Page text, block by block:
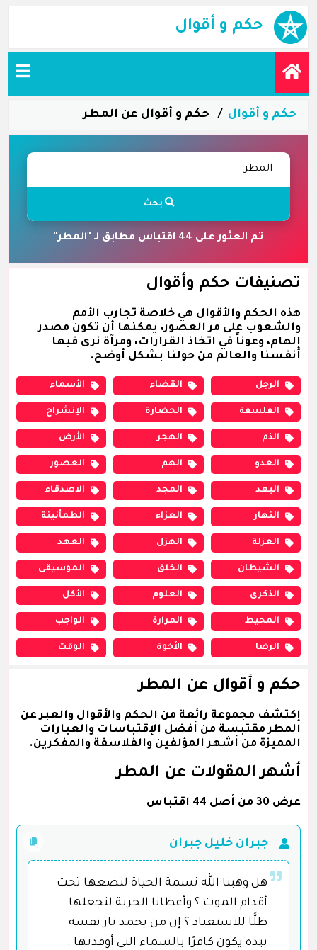
حكم و أقوال
حكم و أقوال حكم و أقوال عن المطر
بحث
تم العثور على 44 اقتباس مطابق لـ "المطر"
تصنيفات حكم وأقوال
هذه الحكم والأقوال هي خلاصة تجارب الأمم
والشعوب على مر العصور، يمكنها أن تكون مصدر
إلهام، وعوناً في اتخاذ القرارات، ومرآة نرى فيها
أنفسنا والعالم من حولنا بشكل أوضح.
الرجل القضاء الأسماء
الفلسفة الحضارة الإنشراح
الذم الهجر الأرض
العدو الهم العصور
البعد المجد الاصدقاء
النهار العزاء الطمأنينة
العزلة الهزل العهد
الشيطان الخلق الموسيقى
الذكرى العلوم الأكل
المحيط المرارة الواجب
الرضا الأخوة الوقت
حكم و أقوال عن المطر
إكتشف مجموعة رائعة من الحكم والأقوال والعبر عن
المطر مقتبسة من أفضل الإقتباسات والعبارات
المميزة من أشهر المؤلفين والفلاسفة والمفكرين.
أشهر المقولات عن المطر
عرض 30 من أصل 44 اقتباس
جبران خليل جبران
هل وهبنا الله نسمة الحياة لنضعها تحت
أقدام الموت ؟ وأعطانا الحرية لنجعلها
ظلًّا للاستعباد ؟ إن من يخمد نار نفسه
بيده يكون كافرًا بالسماء التي أوقدتها .